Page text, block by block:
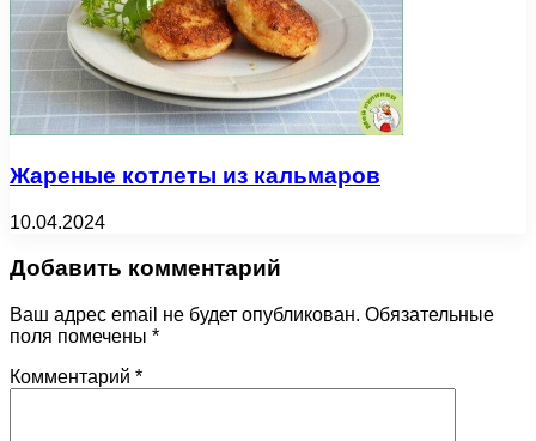
Жареные котлеты из кальмаров
10.04.2024
Добавить комментарий
Ваш адрес email не будет опубликован. Обязательные
поля помечены *
Комментарий *